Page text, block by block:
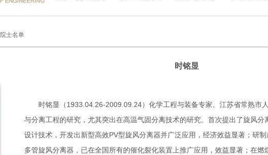
院士名单
时铭显
时铭显（1933.04.26-2009.09.24）化学工程与装备专家。江苏省常熟市
与分离工程的研究，尤其突出在高温气固分离技术的研究。首次提出了旋风
设计技术，开发出新型高效PV型旋风分离器并广泛应用，经济效益显著；研
多管旋风分离器，已在全国所有的催化裂化装置上推广应用，效益显著；在